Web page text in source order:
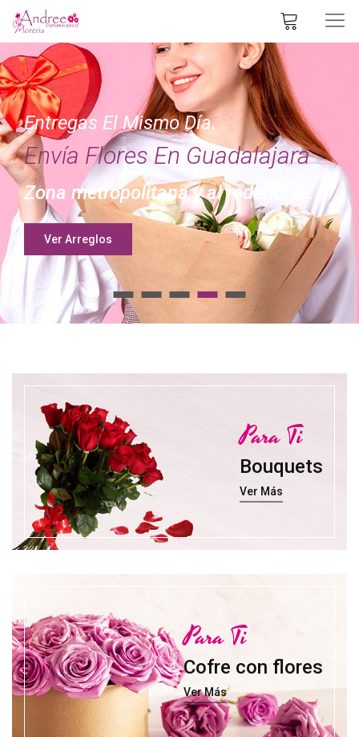
Entregas El Mismo Día.
Envía Flores En Guadalajara
Zona metropolitana y al rededores.
Ver Arreglos
Para Ti
Bouquets
Ver Más
Para Ti
Cofre con flores
Ver Más